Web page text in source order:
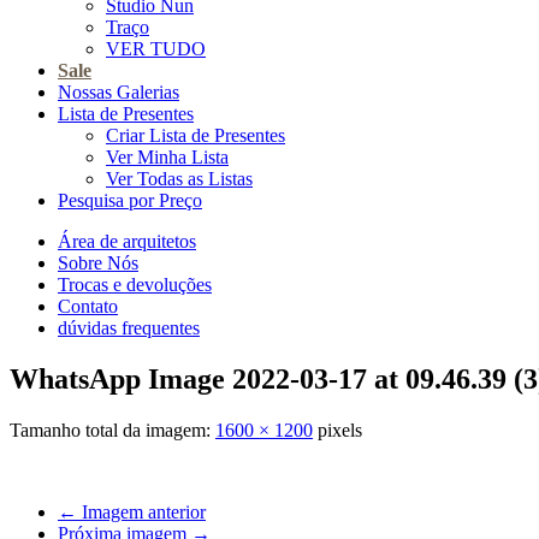
Studio Nun
Traço
VER TUDO
Sale
Nossas Galerias
Lista de Presentes
Criar Lista de Presentes
Ver Minha Lista
Ver Todas as Listas
Pesquisa por Preço
Área de arquitetos
Sobre Nós
Trocas e devoluções
Contato
dúvidas frequentes
WhatsApp Image 2022-03-17 at 09.46.39
Tamanho total da imagem: 1600 × 1200 pixels
← Imagem anterior
Próxima imagem →